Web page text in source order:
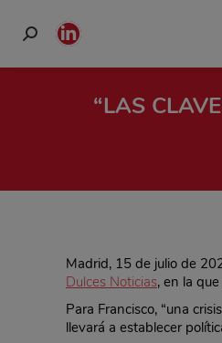
Buscar:
Linkedin
page
opens“LAS
Madrid, 15 de julio de
Dulces Noticias, en la
Para Francisco, “una
llevará a establecer